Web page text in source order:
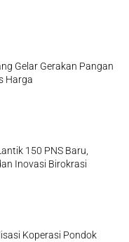
Gelar Gerakan Pangan
Harga
150 PNS Baru,
Inovasi Birokrasi
Koperasi Pondok